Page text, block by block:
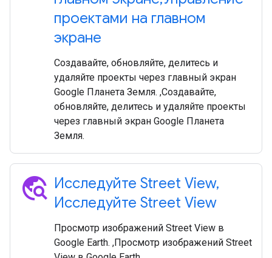
проектами на главном
экране
Создавайте, обновляйте, делитесь и
удаляйте проекты через главный экран
Google Планета Земля. ,Создавайте,
обновляйте, делитесь и удаляйте проекты
через главный экран Google Планета
Земля.
travel_explore Исследуйте Street View,
Исследуйте Street View
Просмотр изображений Street View в
Google Earth. ,Просмотр изображений Street